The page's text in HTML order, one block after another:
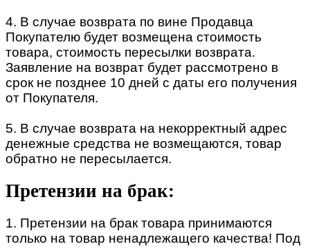
4. В случае возврата по вине Продавца
Покупателю будет возмещена стоимость
товара, стоимость пересылки возврата.
Заявление на возврат будет рассмотрено в
срок не позднее 10 дней с даты его получения
от Покупателя.
5. В случае возврата на некорректный адрес
денежные средства не возмещаются, товар
обратно не пересылается.
Претензии на брак:
1. Претензии на брак товара принимаются
только на товар ненадлежащего качества! Под